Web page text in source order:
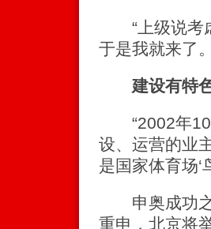
“上级说考虑
于是我就来了
建设有特
“2002年10
设、运营的业
是国家体育场‘
申奥成功之
重申，北京将